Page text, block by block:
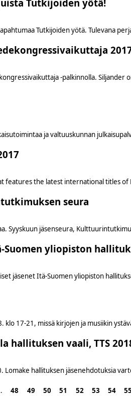
Tutkijoiden yötä!
Tutkijoiden yötä. Tulevana
-palkinnolla.
ja valtuuskunnan
features the latest international titles
seura
Syyskuun jäsenseura,
Suomen yliopiston
jäsenet Itä-Suomen yliopiston
17-21, missä kirjojen ja musiikin
hallituksen vaali, TTS
Lomake hallituksen jäsenehdotuksia
48 49 50 51 52 53 54 55